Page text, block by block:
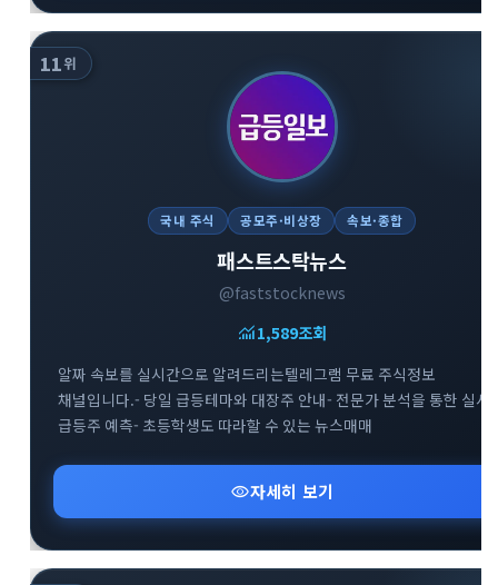
11위
국내 주식 공모주·비상장 속보·종합
패스트스탁뉴스
@faststocknews
monitoring1,589조회
알짜 속보를 실시간으로 알려드리는텔레그램 무료 주식정보
채널입니다.- 당일 급등테마와 대장주 안내- 전문가 분석을 통한 실시
급등주 예측- 초등학생도 따라할 수 있는 뉴스매매
visibility자세히 보기